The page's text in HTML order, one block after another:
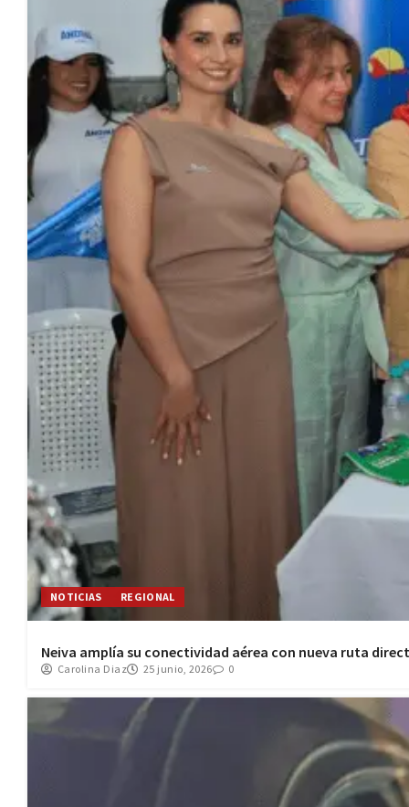
NOTICIAS REGIONAL
Neiva amplía su conectividad aérea con nueva ruta
Carolina Diaz 25 junio, 2026 0